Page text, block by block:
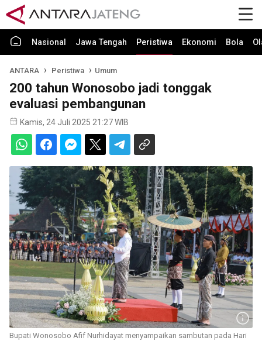
Nasional Jawa Tengah Peristiwa Ekonomi Bola
ANTARA Peristiwa Umum
200 tahun Wonosobo jadi tonggak
evaluasi pembangunan
Kamis, 24 Juli 2025 21:27 WIB
Bupati Wonosobo Afif Nurhidayat menyampaikan sambutan pada Hari